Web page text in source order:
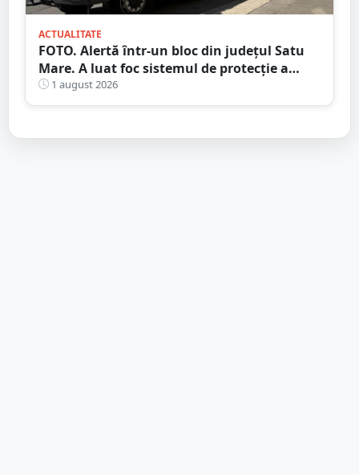
ACTUALITATE
FOTO. Alertă într-un bloc din județul Satu
Mare. A luat foc sistemul de protecție a
gazelor
1 august 2026